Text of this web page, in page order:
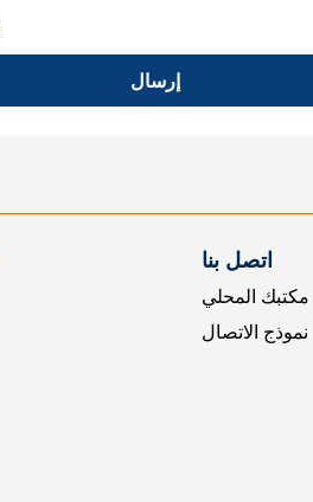
إرسال
اتصل بنا
مكتبك المحلي
نموذج الاتصال